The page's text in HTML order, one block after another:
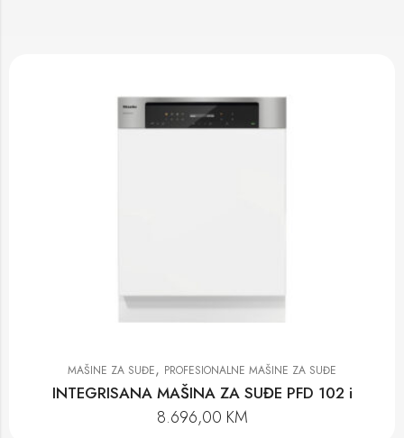
MAŠINE ZA SUĐE, PROFESIONALNE MAŠINE ZA SUĐE
INTEGRISANA MAŠINA ZA SUĐE PFD 102 i
8.696,00 KM